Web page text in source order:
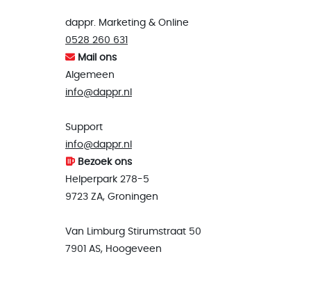
dappr. Marketing & Online
0528 260 631
Mail ons
Algemeen
info@dappr.nl
Support
info@dappr.nl
Bezoek ons
Helperpark 278-5
9723 ZA, Groningen
Van Limburg Stirumstraat 50
7901 AS, Hoogeveen